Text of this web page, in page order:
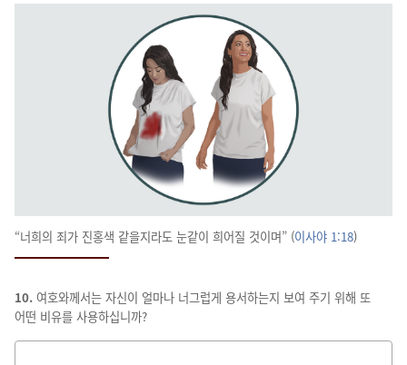
“너희의 죄가 진홍색 같을지라도 눈같이 희어질 것이며” (이사야 1:18)
10. 여호와께서는 자신이 얼마나 너그럽게 용서하는지 보여 주기 위해 또
어떤 비유를 사용하십니까?